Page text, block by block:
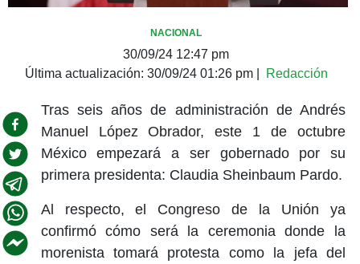
NACIONAL
30/09/24 12:47 pm
Última actualización: 30/09/24 01:26 pm| Redacción
Tras seis años de administración de Andrés
Manuel López Obrador, este 1 de octubre
México empezará a ser gobernado por su
primera presidenta: Claudia Sheinbaum Pardo.
Al respecto, el Congreso de la Unión ya
confirmó cómo será la ceremonia donde la
morenista tomará protesta como la jefa del